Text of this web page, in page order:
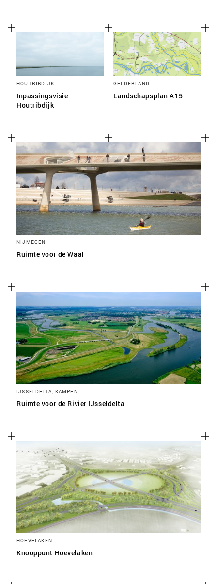
HOUTRIBDIJK
Inpassingsvisie
Houtribdijk
GELDERLAND
Landschapsplan A15
NIJMEGEN
Ruimte voor de Waal
IJSSELDELTA, KAMPEN
Ruimte voor de Rivier IJsseldelta
HOEVELAKEN
Knooppunt Hoevelaken